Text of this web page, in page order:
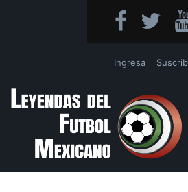
Ingresa